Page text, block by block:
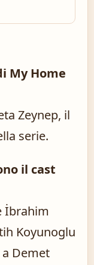
My Home
Zeynep, il
serie.
il cast
İbrahim
Koyunoglu
a Demet